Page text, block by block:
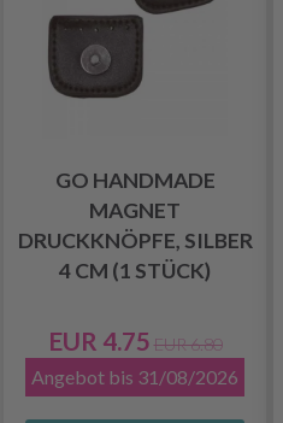
GO HANDMADE
MAGNET
DRUCKKNÖPFE, SILBER
4 CM (1 STÜCK)
EUR 4.75 EUR 6.80
Angebot bis 31/08/2026